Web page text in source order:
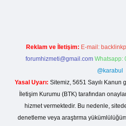
Reklam ve İletişim: E-mail:
forumhizmeti@gmail.com Whatsapp:
@karabul
Yasal Uyarı: Sitemiz, 5651 Sayılı
İletişim Kurumu (BTK) tarafından
hizmet vermektedir. Bu nedenle,
denetleme veya araştırma